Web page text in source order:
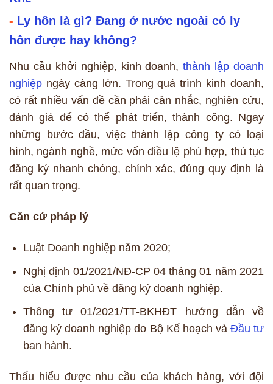
- Ly hôn là gì? Đang ở nước ngoài có ly
hôn được hay không?
Nhu cầu khởi nghiệp, kinh doanh,thành lập doanh
nghiệp ngày càng lớn. Trong quá trình kinh doanh,
có rất nhiều vấn đề cần phải cân nhắc, nghiên cứu,
đánh giá để có thể phát triển, thành công. Ngay
những bước đầu, việc thành lập công ty có loại
hình, ngành nghề, mức vốn điều lệ phù hợp, thủ tục
đăng ký nhanh chóng, chính xác, đúng quy định là
rất quan trọng.
Căn cứ pháp lý
Luật Doanh nghiệp năm 2020;
Nghị định 01/2021/NĐ-CP 04 tháng 01 năm 2021
của Chính phủ về đăng ký doanh nghiệp.
Thông tư 01/2021/TT-BKHĐT hướng dẫn về
đăng ký doanh nghiệp do Bộ Kế hoạch và Đầu tư
ban hành.
Thấu hiểu được nhu cầu của khách hàng, với đội